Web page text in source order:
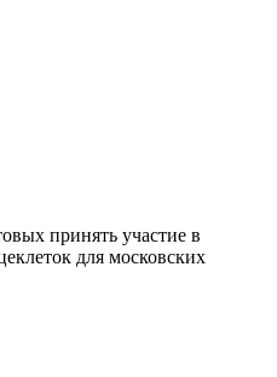
принять участие в
для московских